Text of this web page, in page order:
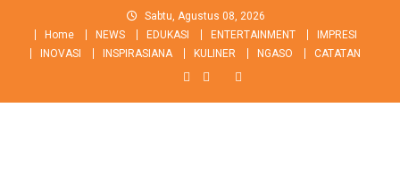
content
Sabtu, Agustus 08, 2026
Home
NEWS EDUKASI ENTERTAINMENT
IMPRESI
INOVASI
INSPIRASIANA KULINER NGASO CATATAN